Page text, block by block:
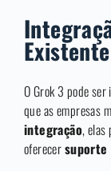
Existente
O Grok 3 pode
que as empresas
integração, elas
oferecersuporte